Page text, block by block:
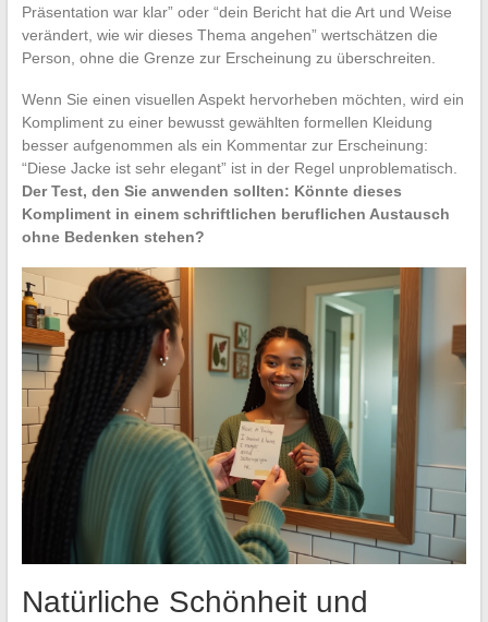
Präsentation war klar” oder “dein Bericht hat die Art und Weise
verändert, wie wir dieses Thema angehen” wertschätzen die
Person, ohne die Grenze zur Erscheinung zu überschreiten.
Wenn Sie einen visuellen Aspekt hervorheben möchten, wird ein
Kompliment zu einer bewusst gewählten formellen Kleidung
besser aufgenommen als ein Kommentar zur Erscheinung:
“Diese Jacke ist sehr elegant” ist in der Regel unproblematisch.
Der Test, den Sie anwenden sollten: Könnte dieses
Kompliment in einem schriftlichen beruflichen Austausch
ohne Bedenken stehen?
Natürliche Schönheit und